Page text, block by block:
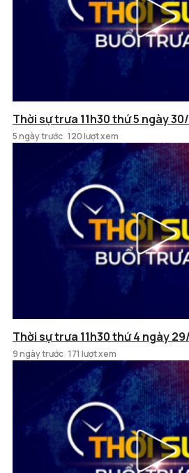
Thời sự trưa 11h30 thứ 5 ngày
5 ngày trước 120 lượt xem
Thời sự trưa 11h30 thứ 4 ngày
9 ngày trước 171 lượt xem